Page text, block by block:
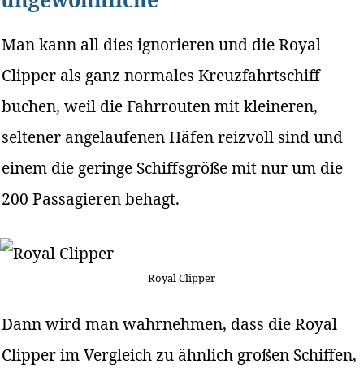
Man kann all dies ignorieren und die Royal
Clipper als ganz normales Kreuzfahrtschiff
buchen, weil die Fahrrouten mit kleineren,
seltener angelaufenen Häfen reizvoll sind und
einem die geringe Schiffsgröße mit nur um die
200 Passagieren behagt.
Royal Clipper
Dann wird man wahrnehmen, dass die Royal
Clipper im Vergleich zu ähnlich großen Schiffen,